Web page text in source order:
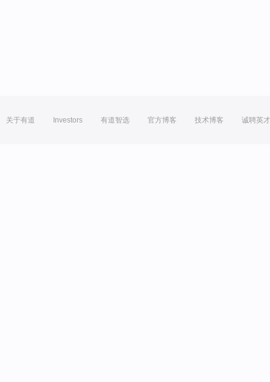
关于有道 Investors 有道智选 官方博客 技术博客 诚聘英才